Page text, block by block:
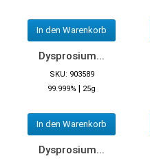
In den Warenkorb
Dysprosium...
SKU: 903589
99.999% | 25g
In den Warenkorb
Dysprosium...